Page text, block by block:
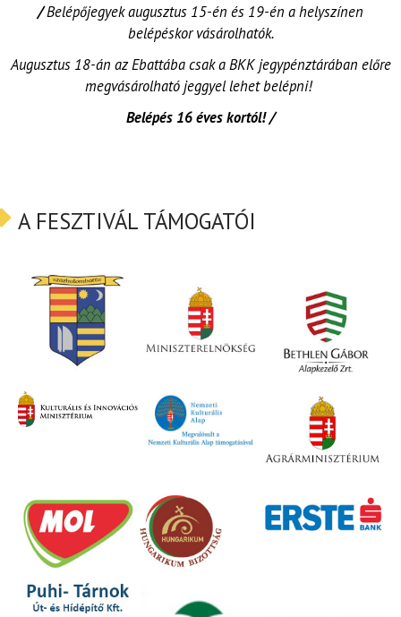
/Belépőjegyek augusztus 15-én és 19-én a helyszínen
belépéskor vásárolhatók.
Augusztus 18-án az Ebattába csak a BKK jegypénztárában előre
megvásárolható jeggyel lehet belépni!
Belépés 16 éves kortól! /
A FESZTIVÁL TÁMOGATÓI